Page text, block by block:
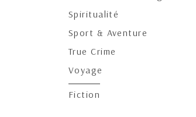
Spiritualité
Sport & Aventure
True Crime
Voyage
Fiction